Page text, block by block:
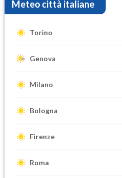
Meteo città italiane
Torino
Genova
Milano
Bologna
Firenze
Roma